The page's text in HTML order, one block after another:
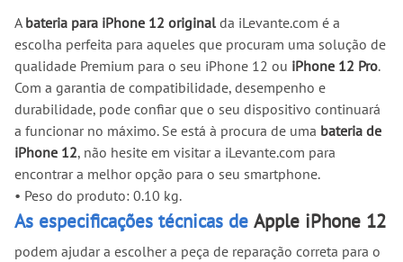
A bateria para iPhone 12 original da iLevante.com é a
escolha perfeita para aqueles que procuram uma solução de
qualidade Premium para o seu iPhone 12 ou iPhone 12 Pro.
Com a garantia de compatibilidade, desempenho e
durabilidade, pode confiar que o seu dispositivo continuará
a funcionar no máximo. Se está à procura de uma bateria de
iPhone 12, não hesite em visitar a iLevante.com para
encontrar a melhor opção para o seu smartphone.
• Peso do produto: 0.10 kg.
As especificações técnicas de Apple iPhone 12
podem ajudar a escolher a peça de reparação correta para o